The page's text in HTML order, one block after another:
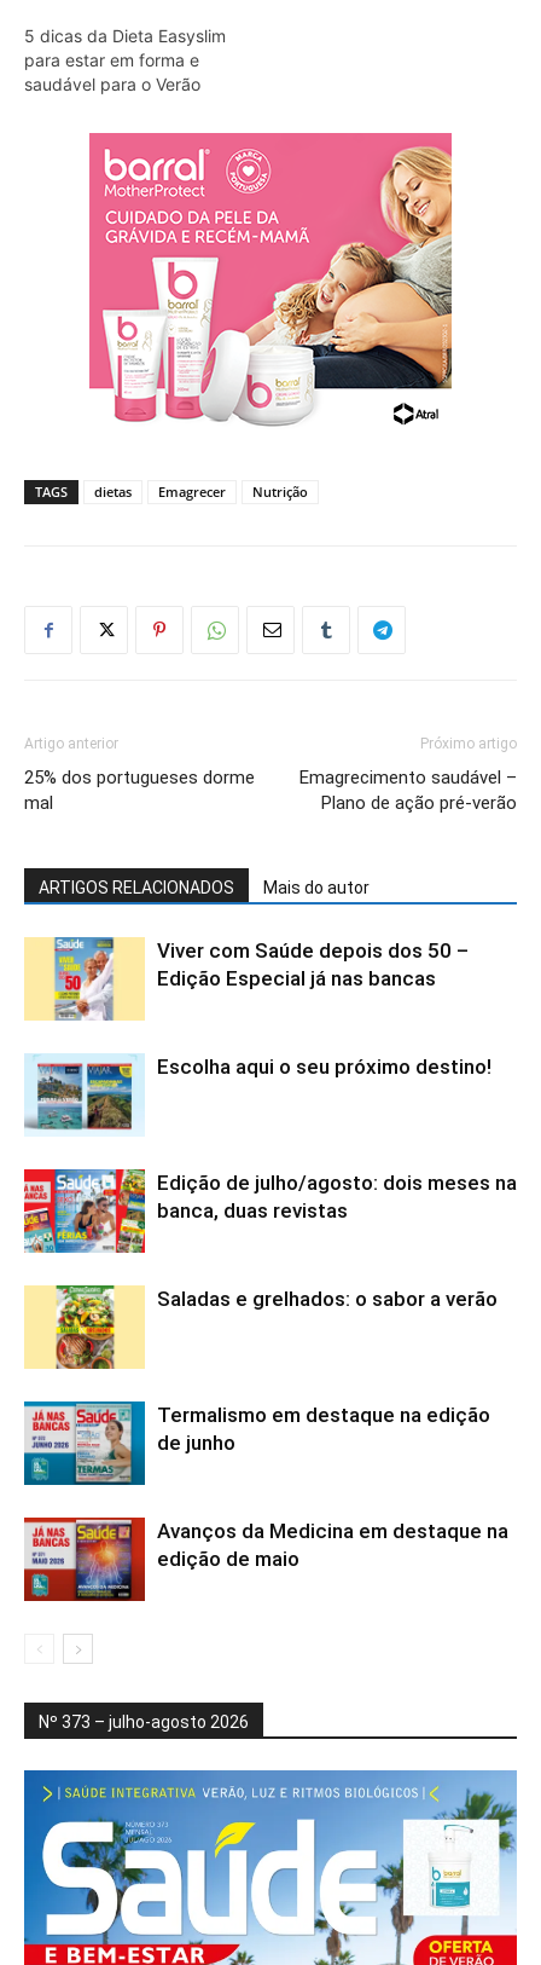
5 dicas da Dieta Easyslim
para estar em forma e
saudável para o Verão
TAGS dietas Emagrecer Nutrição
Artigo anterior
25% dos portugueses dorme
mal
Próximo artigo
Emagrecimento saudável –
Plano de ação pré-verão
ARTIGOS RELACIONADOS Mais do autor
Viver com Saúde depois dos 50 –
Edição Especial já nas bancas
Escolha aqui o seu próximo destino!
Edição de julho/agosto: dois meses na
banca, duas revistas
Saladas e grelhados: o sabor a verão
Termalismo em destaque na edição
de junho
Avanços da Medicina em destaque na
edição de maio
Nº 373 – julho-agosto 2026